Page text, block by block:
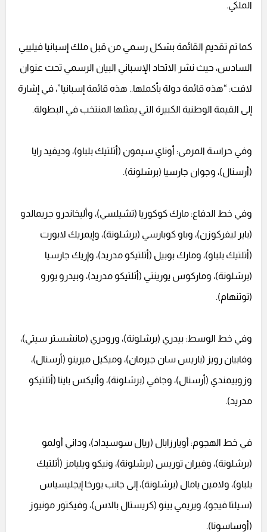
الملكي.
كما تم تقديم القائمة بشكل رسمي من قبل ملك إسبانيا فيليبي
السادس، حيث نشر الاتحاد الإسباني البيان الرسمي تحت عنوان
لافت: “هذه قائمة دولة بأكملها.. هذه قائمة إسبانيا”، في إشارة
إلى القيمة الوطنية الكبيرة التي يمثلها المنتخب في البطولة.
وفي حراسة المرمى: أوناي سيمون (أتلتيك بلباو)، وديفيد رايا
(أرسنال)، وجوان جارسيا (برشلونة).
وفي خط الدفاع: مارك كوكوريا (تشيلسي)، وأليخاندرو جريمالدو
(باير ليفركوزن)، وباو كوبارسي (برشلونة)، وإيمريك لابورت
(أتلتيك بلباو)، ومارك بوبيل (أتلتيكو مدريد)، وإريك جارسيا
(برشلونة)، وماركوس يورينتي (أتلتيكو مدريد)، وبيدرو بورو
(توتنهام).
وفي خط الوسط: بيدري (برشلونة)، ورودري (مانشستر سيتي)،
وفابيان رويز (باريس سان جيرمان)، وميكيل ميرينو (أرسنال)،
وزوبيمندي (أرسنال)، وجافي (برشلونة)، وأليكس باينا (أتلتيكو
مدريد).
في خط الهجوم: أويارزابال (ريال سوسيداد)، وداني أولمو
(برشلونة)، وفيران توريس (برشلونة)، ونيكو ويليامز (أتلتيك
بلباو)، ولامين يامال (برشلونة)، إلى جانب بورخا إيجليسياس
(سيلتا فيجو)، ويريمي بينو (كريستال بالاس)، وفيكتور مونيوز
(أوساسونا).